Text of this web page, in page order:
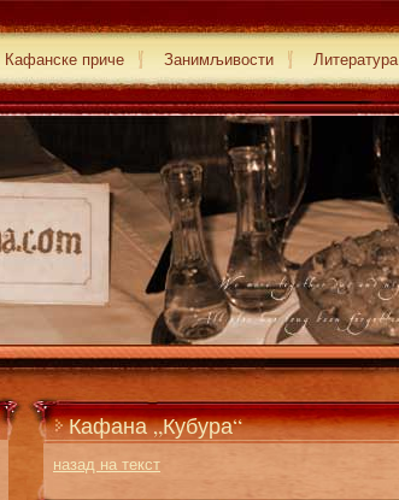
Кафанске приче Занимљивости Литература
Кафана „Кубура“
назад на текст